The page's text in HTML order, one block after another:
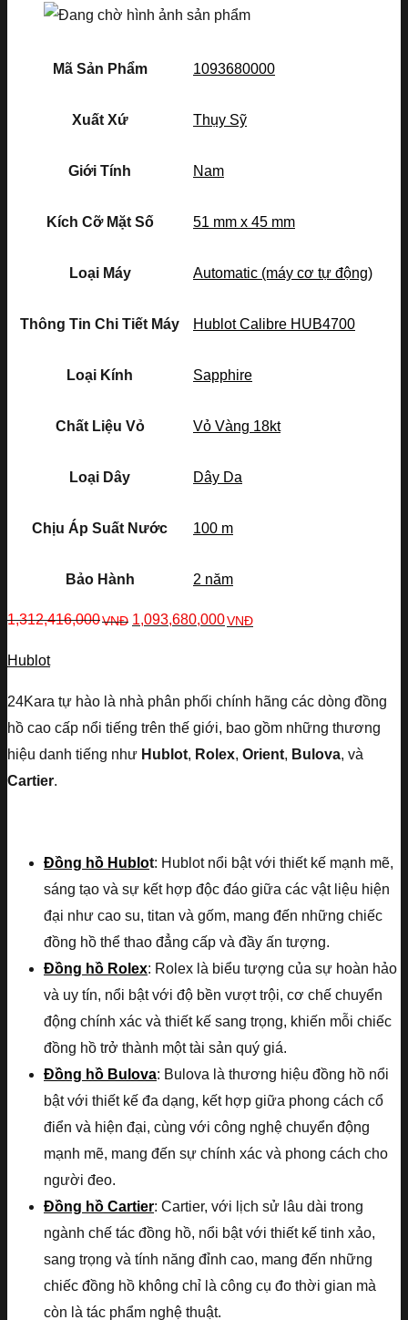
Mã Sản Phẩm 1093680000
Xuất Xứ Thụy Sỹ
Giới Tính Nam
Kích Cỡ Mặt Số 51 mm x 45 mm
Loại Máy Automatic (máy cơ tự động)
Thông Tin Chi Tiết Máy Hublot Calibre HUB4700
Loại Kính Sapphire
Chất Liệu Vỏ Vỏ Vàng 18kt
Loại Dây Dây Da
Chịu Áp Suất Nước 100 m
Bảo Hành 2 năm
1,312,416,000VNĐ 1,093,680,000VNĐ
Hublot
24Kara tự hào là nhà phân phối chính hãng các dòng đồng
hồ cao cấp nổi tiếng trên thế giới, bao gồm những thương
hiệu danh tiếng như Hublot, Rolex, Orient, Bulova, và
Cartier.
Đồng hồ Hublot: Hublot nổi bật với thiết kế mạnh mẽ,
sáng tạo và sự kết hợp độc đáo giữa các vật liệu hiện
đại như cao su, titan và gốm, mang đến những chiếc
đồng hồ thể thao đẳng cấp và đầy ấn tượng.
Đồng hồ Rolex: Rolex là biểu tượng của sự hoàn hảo
và uy tín, nổi bật với độ bền vượt trội, cơ chế chuyển
động chính xác và thiết kế sang trọng, khiến mỗi chiếc
đồng hồ trở thành một tài sản quý giá.
Đồng hồ Bulova: Bulova là thương hiệu đồng hồ nổi
bật với thiết kế đa dạng, kết hợp giữa phong cách cổ
điển và hiện đại, cùng với công nghệ chuyển động
mạnh mẽ, mang đến sự chính xác và phong cách cho
người đeo.
Đồng hồ Cartier: Cartier, với lịch sử lâu dài trong
ngành chế tác đồng hồ, nổi bật với thiết kế tinh xảo,
sang trọng và tính năng đỉnh cao, mang đến những
chiếc đồng hồ không chỉ là công cụ đo thời gian mà
còn là tác phẩm nghệ thuật.